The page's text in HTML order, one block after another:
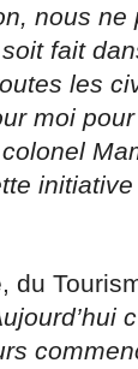
nous ne
fait
les
moi